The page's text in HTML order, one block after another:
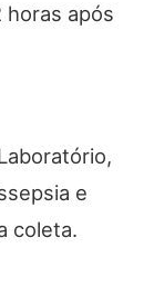
horas após
e
coleta.